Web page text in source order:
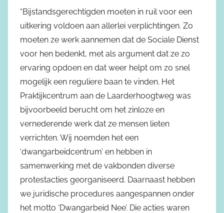
“Bijstandsgerechtigden moeten in ruil voor een
uitkering voldoen aan allerlei verplichtingen. Zo
moeten ze werk aannemen dat de Sociale Dienst
voor hen bedenkt, met als argument dat ze zo
ervaring opdoen en dat weer helpt om zo snel
mogelijk een reguliere baan te vinden. Het
Praktijkcentrum aan de Laarderhoogtweg was
bijvoorbeeld berucht om het zinloze en
vernederende werk dat ze mensen lieten
verrichten. Wij noemden het een
‘dwangarbeidcentrum’ en hebben in
samenwerking met de vakbonden diverse
protestacties georganiseerd. Daarnaast hebben
we juridische procedures aangespannen onder
het motto ‘Dwangarbeid Nee’. Die acties waren